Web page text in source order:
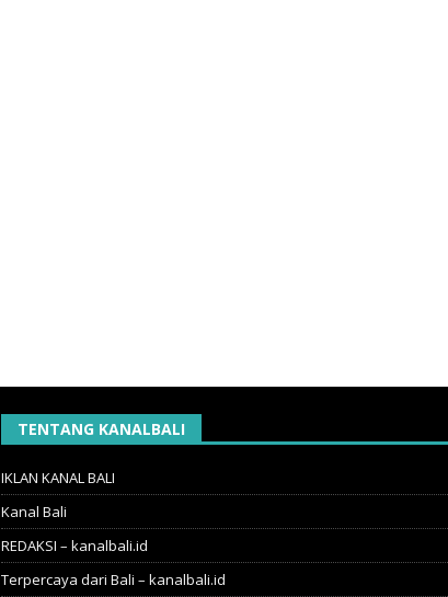
TENTANG KANALBALI
IKLAN KANAL BALI
Kanal Bali
REDAKSI – kanalbali.id
Terpercaya dari Bali – kanalbali.id